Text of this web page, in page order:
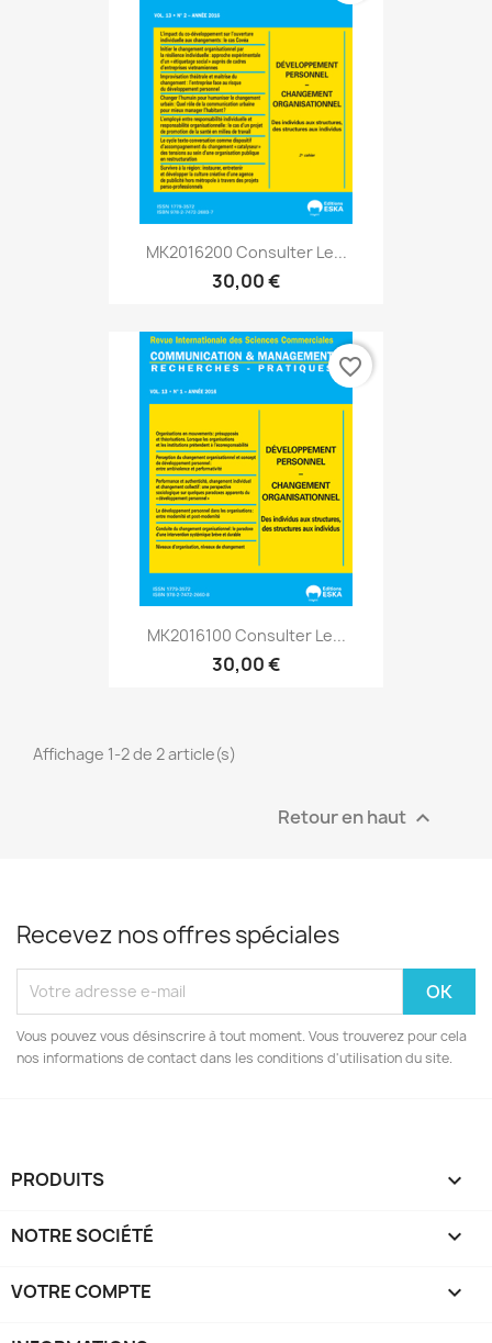
MK2016200 Consulter Le...
30,00 €
MK2016100 Consulter Le...
30,00 €
favorite_border
Affichage 1-2 de 2 article(s)
Retour en haut 
Recevez nos offres spéciales
Vous pouvez vous désinscrire à tout moment. Vous trouverez pour cela
nos informations de contact dans les conditions d'utilisation du site.
PRODUITS 
NOTRE SOCIÉTÉ 
VOTRE COMPTE 